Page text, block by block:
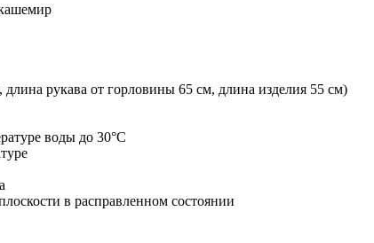
длина рукава от горловины 65 см, длина изделия 55 см)
воды до 30°C
в расправленном состоянии